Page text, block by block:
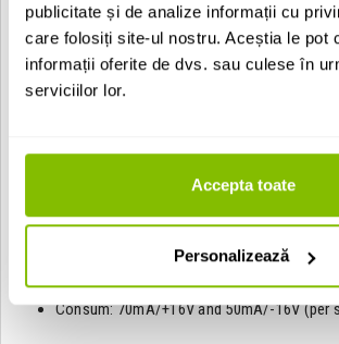
publicitate și de analize informații cu
care folosiți site-ul nostru. Aceștia le pot
informații oferite de dvs. sau culese în
serviciilor lor.
Accepta toate
Personalizează
Specificatii:
Raspuns in frecvente: 20Hz - 20kHz (0.1dB)
THD+N (WET): 0.008% (1kHz,0dBu)
THD+N (DRY): 0.004% (1kHz,0dBu)
Gain max: 21dB
Attack: 0.1, 0.3, 1, 3, 10, 30 (ms)
Ratio: 1.5, 2.4, 10
SC Filter: 60, 90, 150, T1, T2
THD (HIGH switch): 4%
Consum: 70mA/+16V and 50mA/-16V (per